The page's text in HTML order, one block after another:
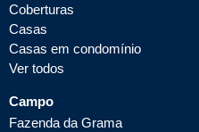
Coberturas
Casas
Casas em condomínio
Ver todos
Campo
Fazenda da Grama